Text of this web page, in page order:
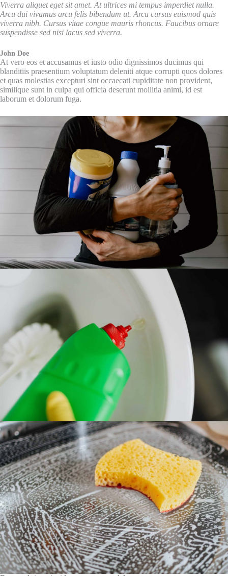
Viverra aliquet eget sit amet. At ultrices mi tempus imperdiet nulla.
Arcu dui vivamus arcu felis bibendum ut. Arcu cursus euismod quis
viverra nibh. Cursus vitae congue mauris rhoncus. Faucibus ornare
suspendisse sed nisi lacus sed viverra.
John Doe
At vero eos et accusamus et iusto odio dignissimos ducimus qui
blanditiis praesentium voluptatum deleniti atque corrupti quos dolores
et quas molestias excepturi sint occaecati cupiditate non provident,
similique sunt in culpa qui officia deserunt mollitia animi, id est
laborum et dolorum fuga.